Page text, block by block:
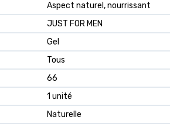
Aspect naturel, nourrissant
JUST FOR MEN
Gel
Tous
66
1 unité
Naturelle